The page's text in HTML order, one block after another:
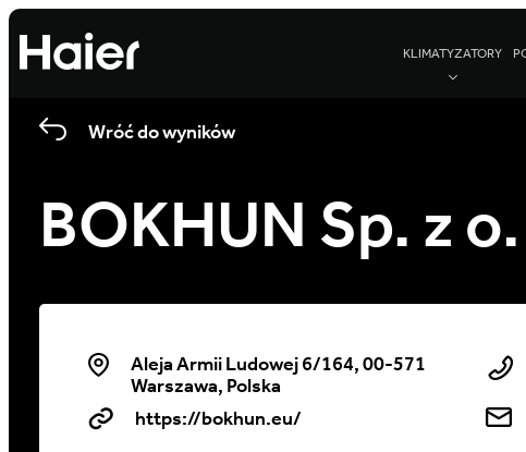
KLIMATYZATORY
Wróć do wyników
BOKHUN Sp. z
Aleja Armii Ludowej 6/164, 00-571
Warszawa, Polska
https://bokhun.eu/